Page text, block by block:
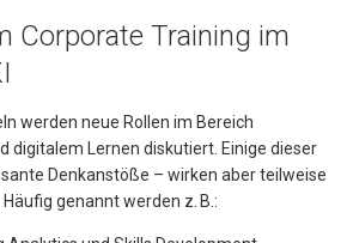
Corporate Training im
werden neue Rollen im Bereich
digitalem Lernen diskutiert. Einige dieser
Denkanstöße – wirken aber teilweise
genannt werden z. B.: